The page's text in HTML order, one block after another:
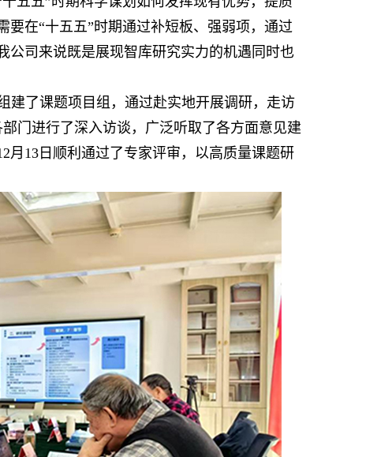
在“十五五”时期通过补短板、强弱项，通过
公司来说既是展现智库研究实力的机遇同时也
建了课题项目组，通过赴实地开展调研，走访
门进行了深入访谈，广泛听取了各方面意见建
月13日顺利通过了专家评审，以高质量课题研